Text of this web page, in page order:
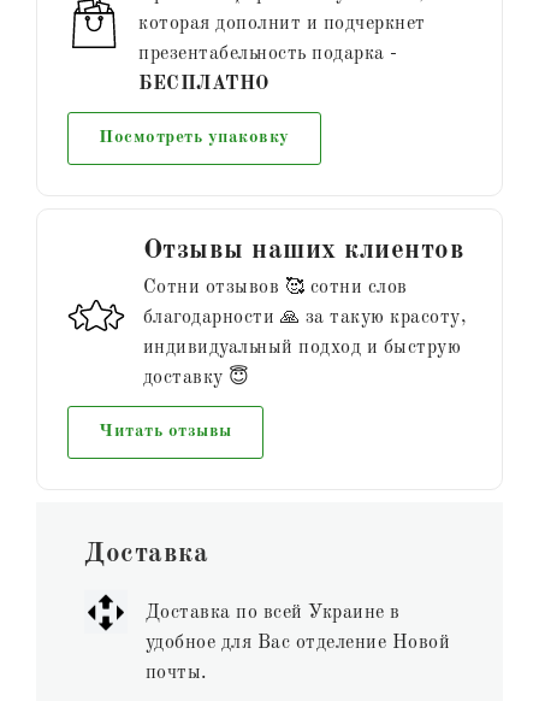
которая дополнит и подчеркнет
презентабельность подарка -
БЕСПЛАТНО
Посмотреть упаковку
Отзывы наших клиентов
Сотни отзывов 🥰 сотни слов
благодарности 🙏 за такую красоту,
индивидуальный подход и быструю
доставку 😇
Читать отзывы
Доставка
Доставка по всей Украине в
удобное для Вас отделение Новой
почты.